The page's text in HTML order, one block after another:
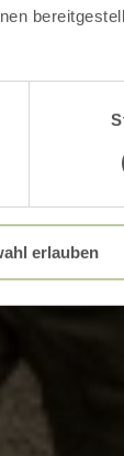
erlauben